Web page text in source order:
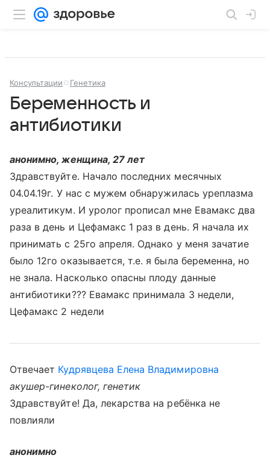
Консультации Генетика
Беременность и
антибиотики
анонимно, женщина, 27 лет
Здравствуйте. Начало последних месячных
04.04.19г. У нас с мужем обнаружилась уреплазма
уреалитикум. И уролог прописал мне Евамакс два
раза в день и Цефамакс 1 раз в день. Я начала их
принимать с 25го апреля. Однако у меня зачатие
было 12го оказывается, т.е. я была беременна, но
не знала. Насколько опасны плоду данные
антибиотики??? Евамакс принимала 3 недели,
Цефамакс 2 недели
Отвечает Кудрявцева Елена Владимировна
акушер-гинеколог, генетик
Здравствуйте! Да, лекарства на ребёнка не
повлияли
анонимно